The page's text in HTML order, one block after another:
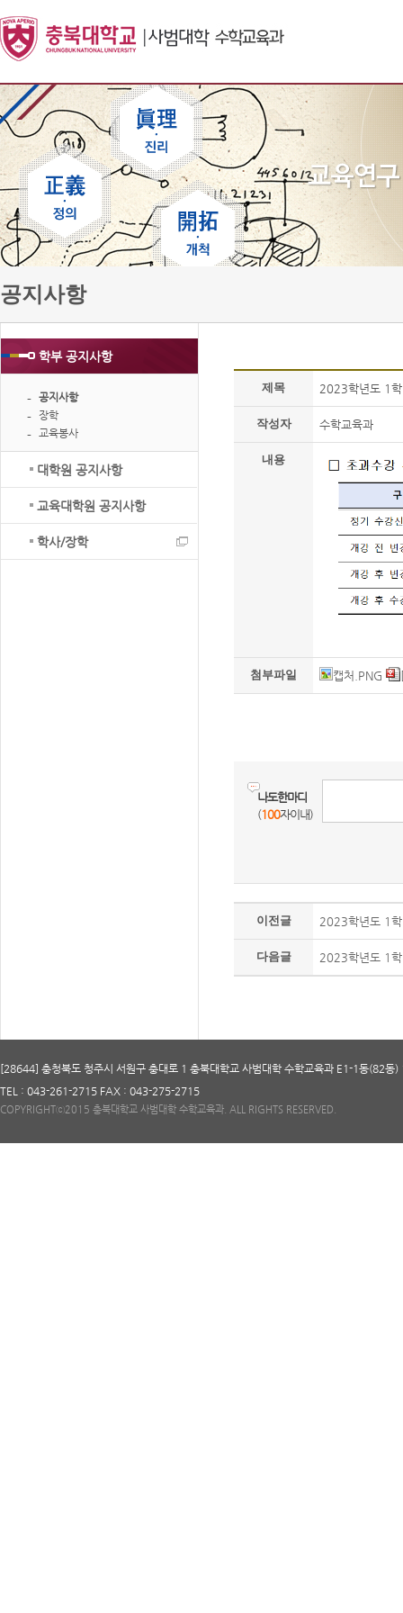
학부 공지사항
공지사항
장학
교육봉사
대학원 공지사항
교육대학원 공지사항
학사/장학
공지사항
제목 2023학년도 1
작성자 수학교육과
내용
첨부파일 캡처.PNG
나도한마디
(100자이내)
이전글 2023학년도 1
다음글 2023학년도 1
[28644] 충청북도 청주시 서원구 충대로 1 충북대학교 사범대학 수학교육과 E1-1동(82동)
TEL : 043-261-2715 FAX : 043-275-2715
COPYRIGHTⓒ2015 충북대학교 사범대학 수학교육과. ALL RIGHTS RESERVED.